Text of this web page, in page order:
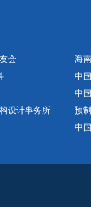
会
海
中
中
设计事务所
预
中